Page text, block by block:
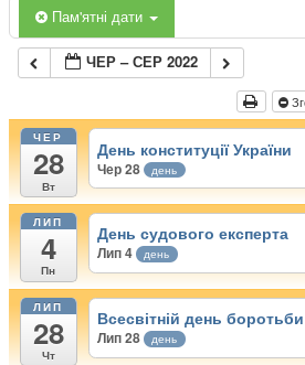
Пам'ятні дати
ЧЕР – СЕР 2022
ЧЕР
28
Вт
День конституції України
Чер 28 день
ЛИП
4
Пн
День судового експерта
Лип 4 день
ЛИП
28
Чт
Всесвітній день
Лип 28 день